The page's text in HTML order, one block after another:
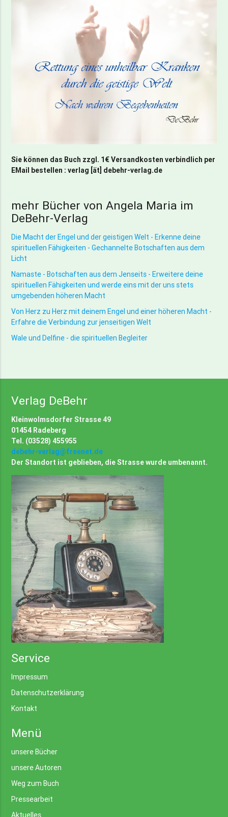
Sie können das Buch zzgl. 1€ Versandkosten verbindlich per
EMail bestellen : verlag [ät] debehr-verlag.de
mehr Bücher von Angela Maria im
DeBehr-Verlag
Die Macht der Engel und der geistigen Welt - Erkenne deine
spirituellen Fähigkeiten - Gechannelte Botschaften aus dem
Licht
Namaste - Botschaften aus dem Jenseits - Erweitere deine
spirituellen Fähigkeiten und werde eins mit der uns stets
umgebenden höheren Macht
Von Herz zu Herz mit deinem Engel und einer höheren Macht -
Erfahre die Verbindung zur jenseitigen Welt
Wale und Delfine - die spirituellen Begleiter
Verlag DeBehr
Kleinwolmsdorfer Strasse 49
01454 Radeberg
Tel. (03528) 455955
debehr-verlag@freenet.de
Der Standort ist geblieben, die Strasse wurde umbenannt.
Service
Impressum
Datenschutzerklärung
Kontakt
Menü
unsere Bücher
unsere Autoren
Weg zum Buch
Pressearbeit
Aktuelles